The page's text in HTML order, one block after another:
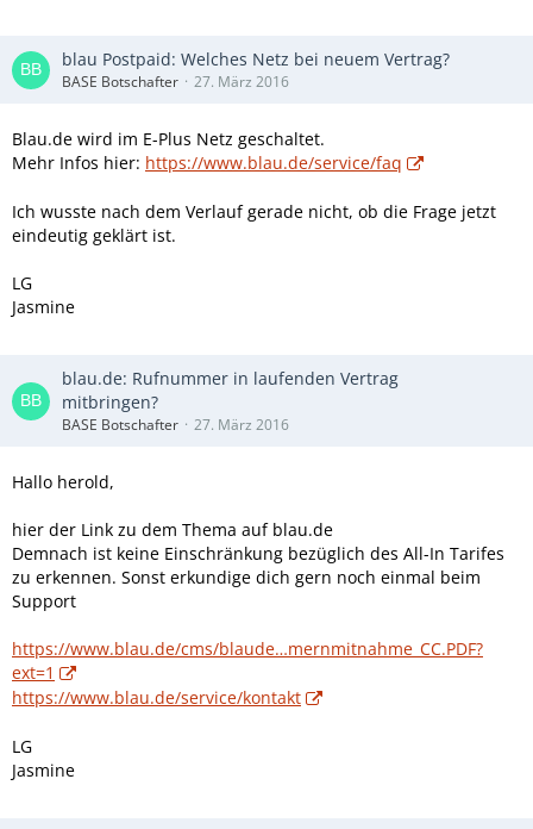
blau Postpaid: Welches Netz bei neuem Vertrag?
BASE Botschafter 27. März 2016
Blau.de wird im E-Plus Netz geschaltet.
Mehr Infos hier: https://www.blau.de/service/faq
Ich wusste nach dem Verlauf gerade nicht, ob die Frage jetzt
eindeutig geklärt ist.
LG
Jasmine
blau.de: Rufnummer in laufenden Vertrag
mitbringen?
BASE Botschafter 27. März 2016
Hallo herold,
hier der Link zu dem Thema auf blau.de
Demnach ist keine Einschränkung bezüglich des All-In Tarifes
zu erkennen. Sonst erkundige dich gern noch einmal beim
Support
https://www.blau.de/cms/blaude…mernmitnahme_CC.PDF?
ext=1
https://www.blau.de/service/kontakt
LG
Jasmine